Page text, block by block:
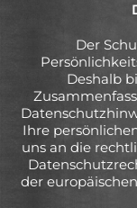
Der
Deshalb
Ihre
uns an die
der